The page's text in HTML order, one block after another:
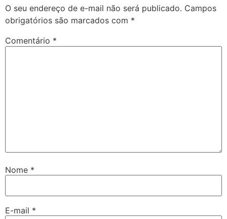
O seu endereço de e-mail não será publicado. Campos
obrigatórios são marcados com *
Comentário *
Nome *
E-mail *